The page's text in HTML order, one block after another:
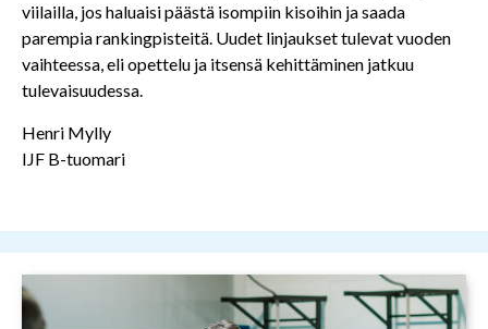
viilailla, jos haluaisi päästä isompiin kisoihin ja saada
parempia rankingpisteitä. Uudet linjaukset tulevat vuoden
vaihteessa, eli opettelu ja itsensä kehittäminen jatkuu
tulevaisuudessa.
Henri Mylly
IJF B-tuomari